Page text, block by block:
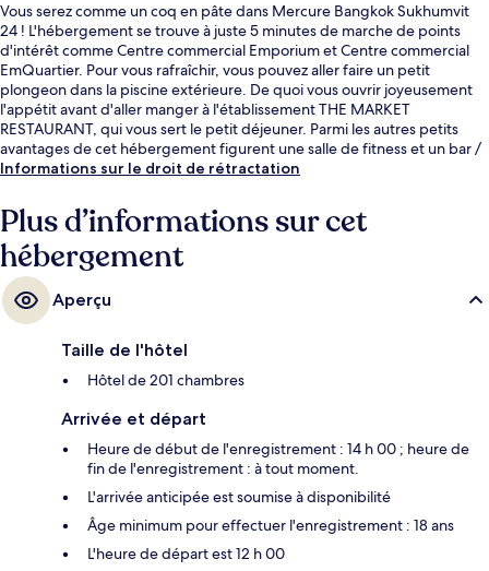
Vous serez comme un coq en pâte dans Mercure Bangkok Sukhumvit
24 ! L'hébergement se trouve à juste 5 minutes de marche de points
d'intérêt comme Centre commercial Emporium et Centre commercial
EmQuartier. Pour vous rafraîchir, vous pouvez aller faire un petit
plongeon dans la piscine extérieure. De quoi vous ouvrir joyeusement
l'appétit avant d'aller manger à l'établissement THE MARKET
RESTAURANT, qui vous sert le petit déjeuner. Parmi les autres petits
avantages de cet hébergement figurent une salle de fitness et un bar /
salon. Le personnel attentionné et la présentation générale remportent
situent à une courte distance à pied : Station de BTS Phrom Phong est à
3 min et Station de métro Thong Lo, à 14 min.
Informations sur le droit de rétractation
Plus d’informations sur cet
hébergement
Aperçu
Taille de l'hôtel
Hôtel de 201 chambres
Arrivée et départ
Heure de début de l'enregistrement : 14 h 00 ; heure de
fin de l'enregistrement : à tout moment.
L'arrivée anticipée est soumise à disponibilité
Âge minimum pour effectuer l'enregistrement : 18 ans
L'heure de départ est 12 h 00